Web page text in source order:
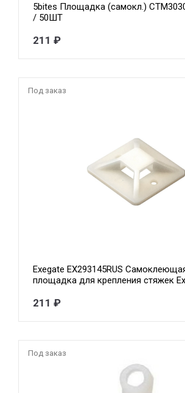
5bites Площадка (самокл.)
/ 50ШТ
211 ₽
Под заказ
Exegate EX293145RUS
площадка для крепления стяжек
+85°C, белая, 100 шт)
211 ₽
Под заказ